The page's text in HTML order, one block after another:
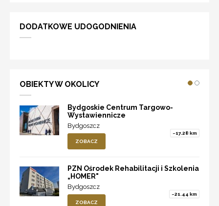
DODATKOWE UDOGODNIENIA
OBIEKTY W OKOLICY
Bydgoskie Centrum Targowo-
Wystawiennicze
Bydgoszcz
~17.28 km
ZOBACZ
PZN Ośrodek Rehabilitacji i Szkolenia
„HOMER"
Bydgoszcz
~21.44 km
ZOBACZ